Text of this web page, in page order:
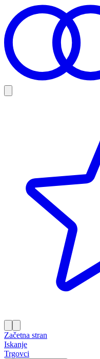
Začetna stran
Iskanje
Trgovci